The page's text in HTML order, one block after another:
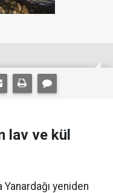
lav ve kül
Yanardağı yeniden